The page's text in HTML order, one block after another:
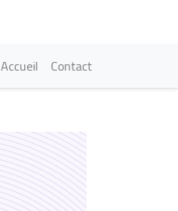
Navigation
Accueil Contact